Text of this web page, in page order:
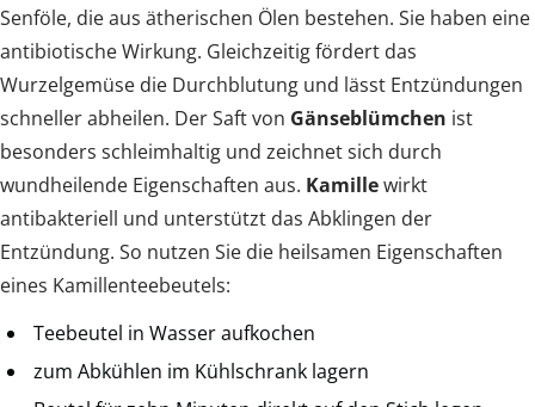
Senföle, die aus ätherischen Ölen bestehen. Sie haben eine
antibiotische Wirkung. Gleichzeitig fördert das
Wurzelgemüse die Durchblutung und lässt Entzündungen
schneller abheilen. Der Saft von Gänseblümchen ist
besonders schleimhaltig und zeichnet sich durch
wundheilende Eigenschaften aus. Kamillewirkt
antibakteriell und unterstützt das Abklingen der
Entzündung. So nutzen Sie die heilsamen Eigenschaften
eines Kamillenteebeutels:
Teebeutel in Wasser aufkochen
zum Abkühlen im Kühlschrank lagern